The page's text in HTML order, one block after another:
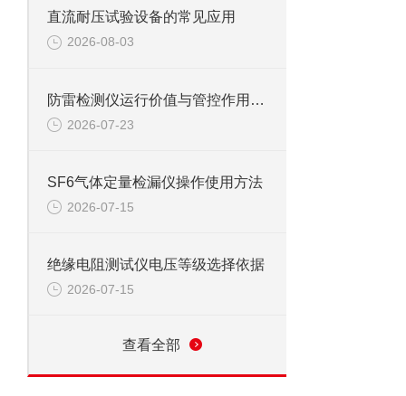
直流耐压试验设备的常见应用
2026-08-03
防雷检测仪运行价值与管控作用：实现防雷安全的全流程闭环管控
2026-07-23
SF6气体定量检漏仪操作使用方法
2026-07-15
绝缘电阻测试仪电压等级选择依据
2026-07-15
查看全部